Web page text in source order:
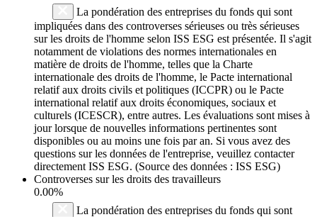
La pondération des entreprises du fonds qui sont
impliquées dans des controverses sérieuses ou très sérieuses
sur les droits de l'homme selon ISS ESG est présentée. Il s'agit
notamment de violations des normes internationales en
matière de droits de l'homme, telles que la Charte
internationale des droits de l'homme, le Pacte international
relatif aux droits civils et politiques (ICCPR) ou le Pacte
international relatif aux droits économiques, sociaux et
culturels (ICESCR), entre autres. Les évaluations sont mises à
jour lorsque de nouvelles informations pertinentes sont
disponibles ou au moins une fois par an. Si vous avez des
questions sur les données de l'entreprise, veuillez contacter
directement ISS ESG. (Source des données : ISS ESG)
Controverses sur les droits des travailleurs
0.00%
La pondération des entreprises du fonds qui sont